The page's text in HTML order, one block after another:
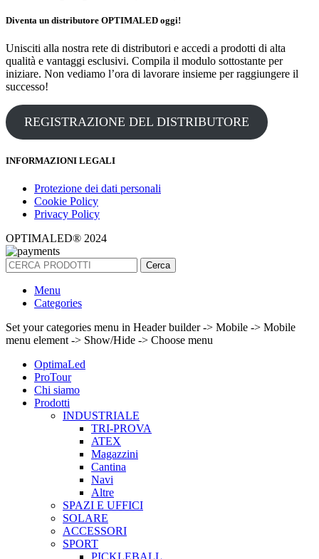
Diventa un distributore OPTIMALED oggi!
Unisciti alla nostra rete di distributori e accedi a prodotti di alta
qualità e vantaggi esclusivi. Compila il modulo sottostante per
iniziare. Non vediamo l’ora di lavorare insieme per raggiungere il
successo!
REGISTRAZIONE DEL DISTRIBUTORE
INFORMAZIONI LEGALI
Protezione dei dati personali
Cookie Policy
Privacy Policy
OPTIMALED® 2024
Cerca
Menu
Categories
Set your categories menu in Header builder -> Mobile -> Mobile
menu element -> Show/Hide -> Choose menu
OptimaLed
ProTour
Chi siamo
Prodotti
INDUSTRIALE
TRI-PROVA
ATEX
Magazzini
Cantina
Navi
Altre
SPAZI E UFFICI
SOLARE
ACCESSORI
SPORT